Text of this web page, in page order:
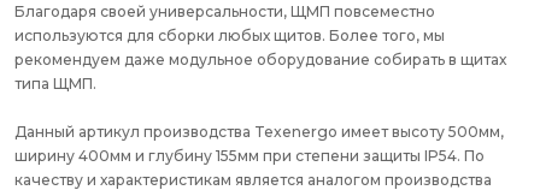
Благодаря своей универсальности, ЩМП повсеместно
используются для сборки любых щитов. Более того, мы
рекомендуем даже модульное оборудование собирать в щитах
типа ЩМП.
Данный артикул производства Texenergo имеет высоту 500мм,
ширину 400мм и глубину 155мм при степени защиты IP54. По
качеству и характеристикам является аналогом производства